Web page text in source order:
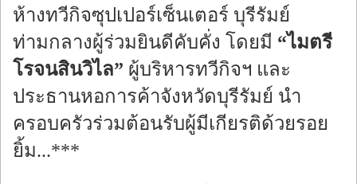
ห้างทวีกิจซุปเปอร์เซ็นเตอร์ บุรีรัมย์
ท่ามกลางผู้ร่วมยินดีคับคั่ง โดยมี “ไมตรี
โรจนสินวิไล” ผู้บริหารทวีกิจฯ และ
ประธานหอการค้าจังหวัดบุรีรัมย์ นำ
ครอบครัวร่วมต้อนรับผู้มีเกียรติด้วยรอย
ยิ้ม...***